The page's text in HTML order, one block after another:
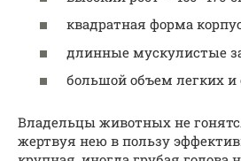
квадратная форма
длинные мускулистые
большой объем легких и
Владельцы животных не
жертвуя нею в пользу